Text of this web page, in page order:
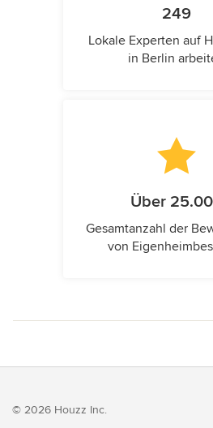
249
Lokale Experten auf
in Berlin
Über
Gesamtanzahl der
von
© 2026 Houzz Inc.